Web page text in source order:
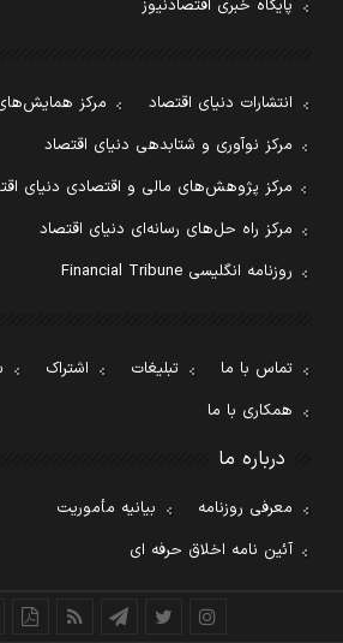
پایگاه خبری اقتصادنیوز
انتشارات دنیای اقتصاد
مرکز
مرکز نوآوری و شتابدهی دنیای اقتصاد
مرکز پژوهش‌های مالی و اقتصادی دنیای
مرکز راه حل‌های رسانه‌ای دنیای اقتصاد
روزنامه انگلیسی Financial Tribune
تماس با ما تبلیغات اشتراک
همکاری با ما
درباره ما
معرفی روزنامه
بیانیه مأموریت
آئین نامه اخلاق حرفه ای